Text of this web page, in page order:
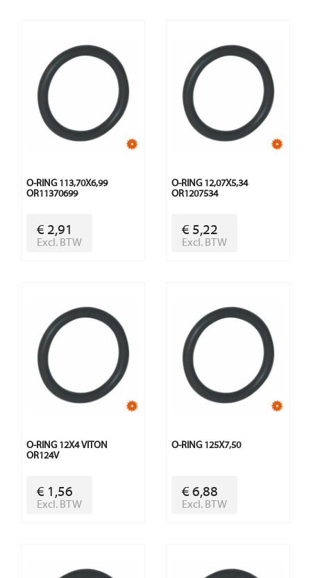
O-RING 113,70X6,99
OR11370699
€ 2,91
Excl. BTW
O-RING 12,07X5,34
OR1207534
€ 5,22
Excl. BTW
O-RING 12X4 VITON
OR124V
€ 1,56
Excl. BTW
O-RING 125X7,50
€ 6,88
Excl. BTW